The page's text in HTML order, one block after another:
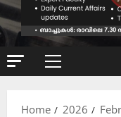
Primary
Home
2026